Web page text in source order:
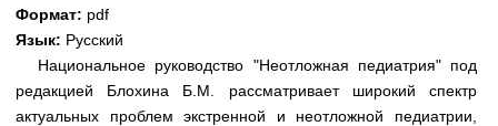
Научно-популярное
Статьи
Новости (244)
Формат: pdf
Язык: Русский
Национальное руководство "Неотложная педиатрия" под
редакцией Блохина Б.М. рассматривает широкий спектр
актуальных проблем экстренной и неотложной педиатрии,